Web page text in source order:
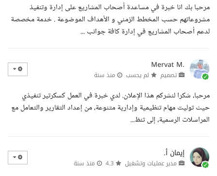
مرحبا بك انا خبرة في مساعدة أصحاب المشاريع على إدارة وتنفيذ
مشروعاتهم حسب المخطط الزمني و الأهداف الموضوعة . خدمة مخصصة
لدعم أصحاب المشاريع في إدارة كافة جوانب ...
Mervat M.
تصميم لم يحسب منذ سنة
مرحبا، شكرا لنشركم هذا الإعلان. لدي خبرة في العمل كسكرتير تنفيذي
حيث توليت مهام تنظيمية وإدارية متنوعة، من إعداد التقارير والتعامل مع
المراسلات الرسمية، إلى تنظ...
إيمان أ.
مدير عمليات وتشغيل منذ سنة